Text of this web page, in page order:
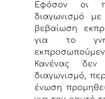
Εφόσον οι
διαγωνισμό
βεβαίωση
για το
Κανένας
διαγωνισμό,
ένωση